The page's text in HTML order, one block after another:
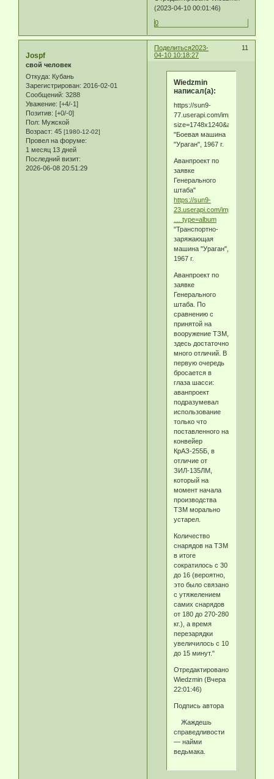
(2023-04-10 00:01:46)
0
Поделиться 11
2023-
04-10 10:18:27
Jospf
свой человек
Откуда: Кубань
Зарегистрирован: 2016-02-01
Сообщений: 3288
Уважение: [+4/-1]
Позитив: [+0/-0]
Пол: Мужской
Возраст: 45 [1980-12-02]
Провел на форуме:
1 месяц 13 дней
Последний визит:
2026-06-08 20:51:29
Wiedzmin
написал(а):
https://sun9-
77.userapi.com/impg/
"Боевая машина
"Ураган", 1967 г.
Аванпроект по
заявке
Генерального
штаба"
https://sun9-
23.userapi.com/impg/mE7SxU
… type=album
"Транспортно-
заряжающая
машина "Ураган",
1967 г.
Аванпроект по
заявке
Генерального
штаба. По
сравнению с
принятой на
вооружение ТЗМ,
здесь достаточно
много отличий. В
первую очередь
бросается в
глаза шасси:
аванпроект
подразумевал
использование
только что
поставленного на
конвейер
КрАЗ-255Б, в
отличие от
ЗИЛ-135ЛМ,
который на
момент начала
производства
ТЗМ морально
устарел.
Количество
снарядов на ТЗМ
в итоге
сократилось с 30
до 16 (вероятно,
это было связано
с утяжелением
самих снарядов
от 180 до 270-280
кг.), а время
перезарядки
увеличилось с 10
до 15 минут."
Отредактировано
Wiedzmin (Вчера
22:01:46)
Подпись автора
Жаждешь
справедливости
— найми
ведьмака.